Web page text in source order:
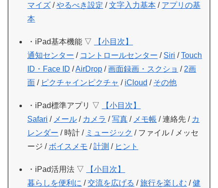
マイズ /やるべき設定 /文字入力基本 / アプリの基
本
・iPad基本機能 ▽
【小目次】
通知センター / コントロールセンター / Siri /Touch
ID・Face ID /AirDrop /画面録画・スクショ / 2画
面 / ピクチャインピクチャ / iCloud / その他
・iPad標準アプリ ▽
【小目次】
Safari / メール / カメラ /写真 / メモ帳 / 連絡先 / カ
レンダー / 時計 / ミュージック / ファイル / メッセ
ージ / ボイスメモ /計測 / ヒント
・iPad活用法 ▽
【小目次】
暮らしを便利に /交流を広げる /旅行を楽しむ /健